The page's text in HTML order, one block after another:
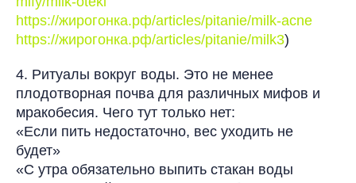
https://жирогонка.рф/articles/pitanie/milk-acne
https://жирогонка.рф/articles/pitanie/milk3)
4. Ритуалы вокруг воды. Это не менее
плодотворная почва для различных мифов и
мракобесия. Чего тут только нет:
«Если пить недостаточно, вес уходить не
будет»
«С утра обязательно выпить стакан воды